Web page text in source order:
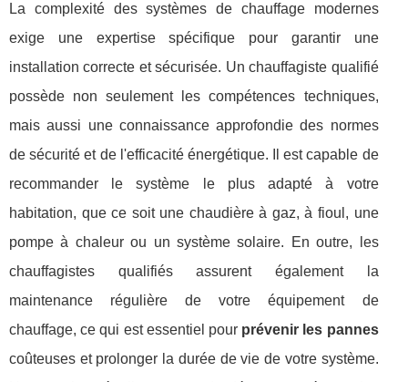
La complexité des systèmes de chauffage modernes
exige une expertise spécifique pour garantir une
installation correcte et sécurisée. Un chauffagiste qualifié
possède non seulement les compétences techniques,
mais aussi une connaissance approfondie des normes
de sécurité et de l'efficacité énergétique. Il est capable de
recommander le système le plus adapté à votre
habitation, que ce soit une chaudière à gaz, à fioul, une
pompe à chaleur ou un système solaire. En outre, les
chauffagistes qualifiés assurent également la
maintenance régulière de votre équipement de
chauffage, ce qui est essentiel pour prévenir les pannes
coûteuses et prolonger la durée de vie de votre système.